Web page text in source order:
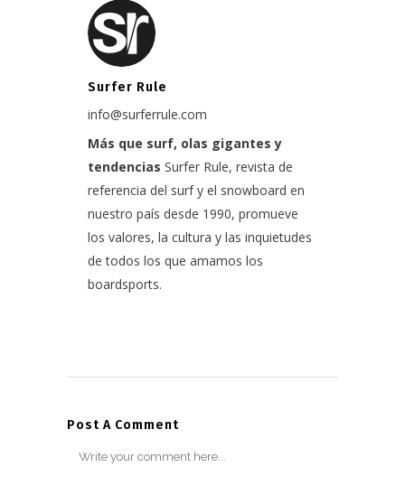
Surfer Rule
info@surferrule.com
Más que surf, olas gigantes y
tendencias Surfer Rule, revista de
referencia del surf y el snowboard en
nuestro país desde 1990, promueve
los valores, la cultura y las inquietudes
de todos los que amamos los
boardsports.
Post A Comment